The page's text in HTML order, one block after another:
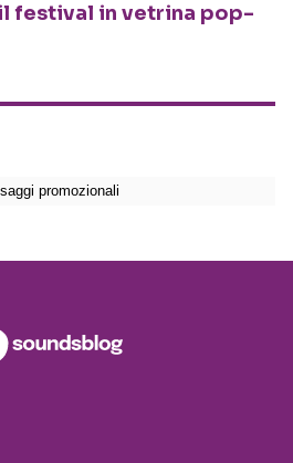
festival in vetrina pop-